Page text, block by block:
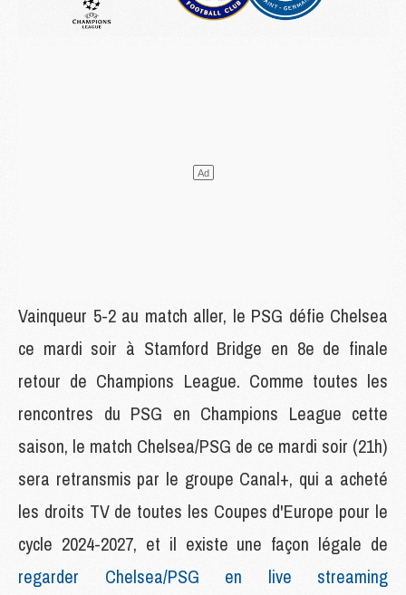
Vainqueur 5-2 au match aller, le PSG défie Chelsea
ce mardi soir à Stamford Bridge en 8e de finale
retour de Champions League. Comme toutes les
rencontres du PSG en Champions League cette
saison, le match Chelsea/PSG de ce mardi soir (21h)
sera retransmis par le groupe Canal+, qui a acheté
les droits TV de toutes les Coupes d'Europe pour le
cycle 2024-2027, et il existe une façon légale de
regarder Chelsea/PSG en live streaming